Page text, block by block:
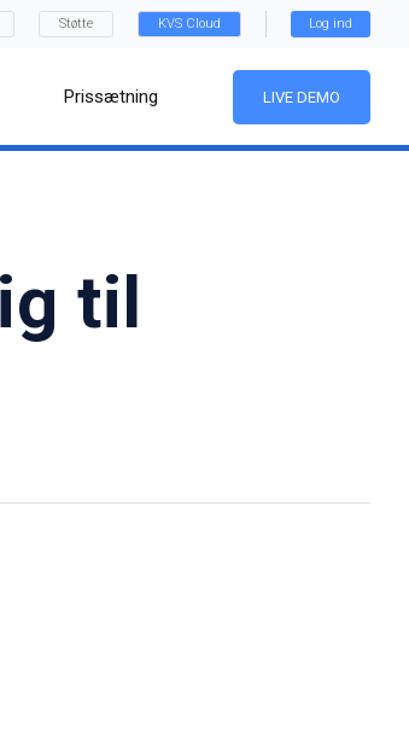
Støtte KVS Cloud Log ind
Prissætning LIVE DEMO
til